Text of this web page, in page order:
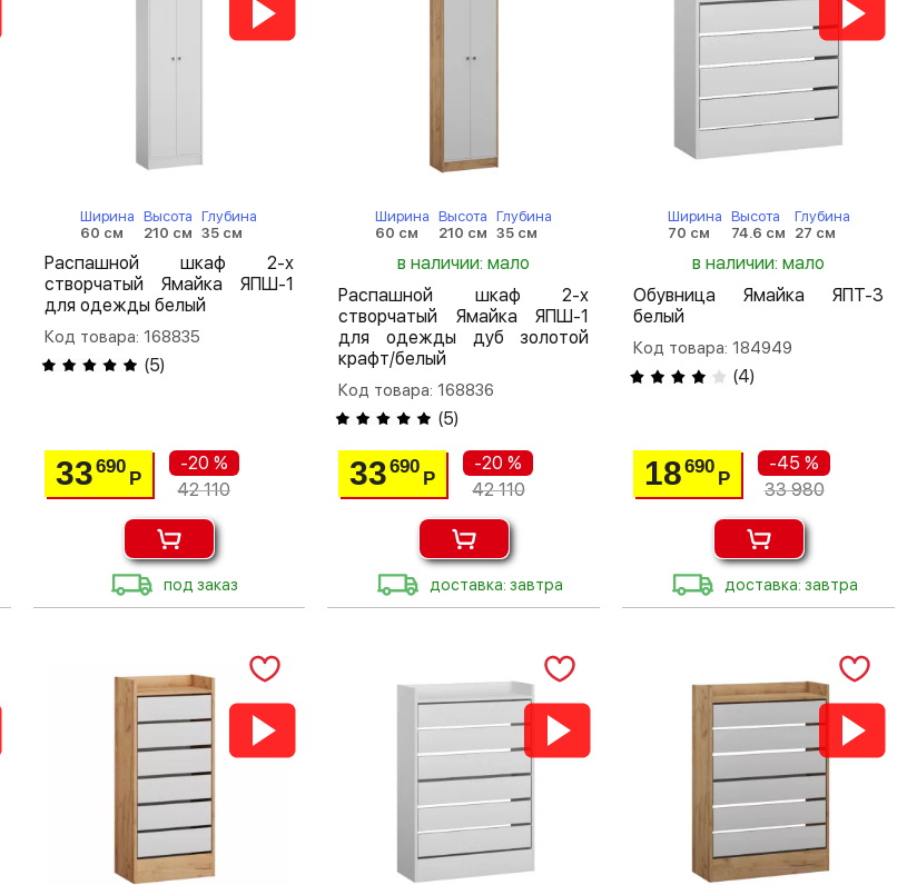
Ширина
60 см
Высота
210 см
Глубина
35 см
Распашной шкаф 2-х
створчатый Ямайка ЯПШ-1
для одежды белый
Код товара: 168835
(5)
33690
Р
-20 %
42 110
под заказ
Ширина
60 см
Высота
210 см
Глубина
35 см
в наличии: мало
Распашной шкаф 2-х
створчатый Ямайка ЯПШ-1
для одежды дуб золотой
крафт/белый
Код товара: 168836
(5)
33690
Р
-20 %
42 110
доставка: завтра
Ширина
70 см
Высота
74.6 см
Глубина
27 см
в наличии: мало
Обувница Ямайка ЯПТ-3
белый
Код товара: 184949
(4)
18690
Р
-45 %
33 980
доставка: завтра